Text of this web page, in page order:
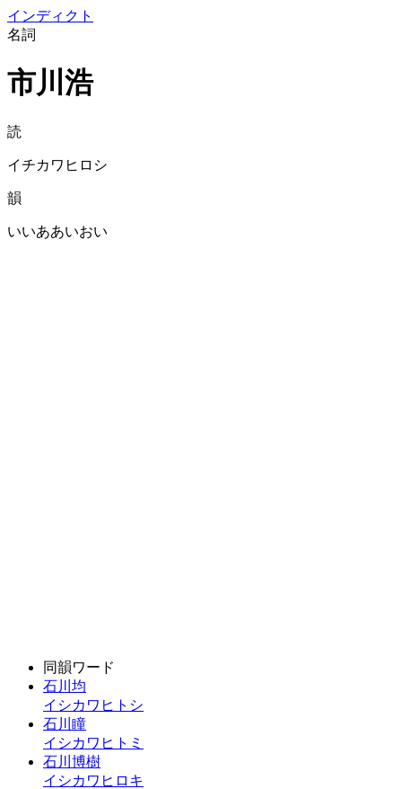
インディクト
名詞
市川浩
読
イチカワヒロシ
韻
いいああいおい
同韻ワード
石川均
イシカワヒトシ
石川瞳
イシカワヒトミ
石川博樹
イシカワヒロキ